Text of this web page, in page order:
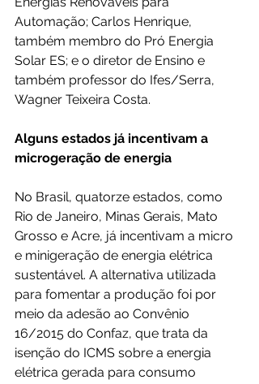
Automação; Carlos Henrique,
também membro do Pró Energia
Solar ES; e o diretor de Ensino e
também professor do Ifes/Serra,
Wagner Teixeira Costa.
Alguns estados já incentivam a
microgeração de energia
No Brasil, quatorze estados, como
Rio de Janeiro, Minas Gerais, Mato
Grosso e Acre, já incentivam a micro
e minigeração de energia elétrica
sustentável. A alternativa utilizada
para fomentar a produção foi por
meio da adesão ao Convênio
16/2015 do Confaz, que trata da
isenção do ICMS sobre a energia
elétrica gerada para consumo